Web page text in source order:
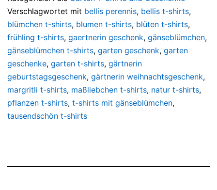
Verschlagwortet mit bellis perennis, bellis t-shirts,
blümchen t-shirts, blumen t-shirts, blüten t-shirts,
frühling t-shirts, gaertnerin geschenk, gänseblümchen,
gänseblümchen t-shirts, garten geschenk, garten
geschenke, garten t-shirts, gärtnerin
geburtstagsgeschenk, gärtnerin weihnachtsgeschenk,
margritli t-shirts, maßliebchen t-shirts, natur t-shirts,
pflanzen t-shirts, t-shirts mit gänseblümchen,
tausendschön t-shirts